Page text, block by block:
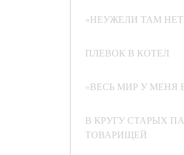
«НЕУЖЕЛИ ТАМ НЕТ
ПЛЕВОК В КОТЕЛ
«ВЕСЬ МИР У МЕНЯ
В КРУГУ СТАРЫХ
ТОВАРИЩЕЙ